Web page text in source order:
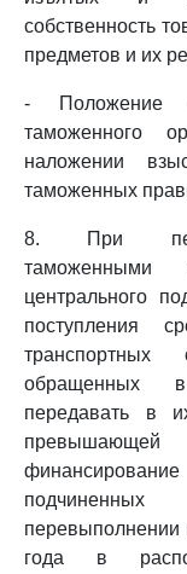
собственность
предметов и их
- Положение
таможенного
наложении
таможенных
8. При
центрального
поступления
обращенных в
передавать в
перевыполнении
года в